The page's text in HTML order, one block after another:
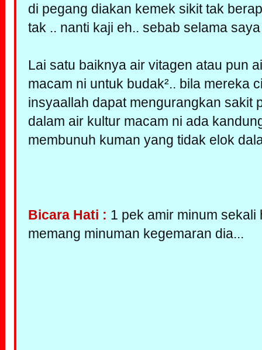
di pegang diakan kemek sikit tak
tak .. nanti kaji eh.. sebab selama
Lai satu baiknya air vitagen atau pun
macam ni untuk budak².. bila mereka
insyaallah dapat mengurangkan sakit
dalam air kultur macam ni ada
membunuh kuman yang tidak elok
Bicara Hati : 1 pek amir minum sekali
memang minuman kegemaran dia...